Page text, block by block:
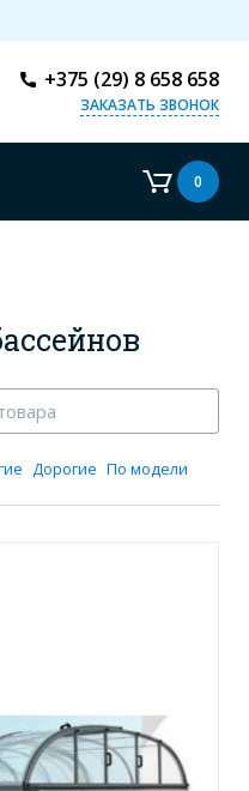
+375 (29) 8 658 658
ЗАКАЗАТЬ ЗВОНОК
0
Дорогие По модели